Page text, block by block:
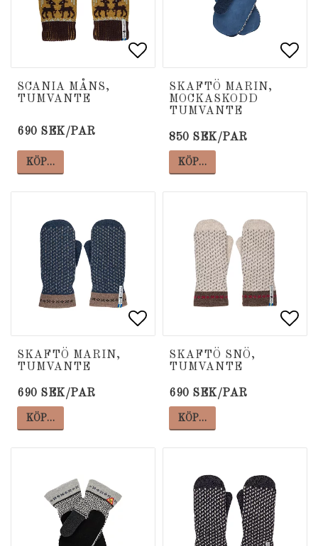
Lägg till i
Lägg till i
SCANIA MÅNS,
TUMVANTE
690 SEK/PAR
KÖP…
SKAFTÖ MARIN,
MOCKASKODD
TUMVANTE
850 SEK/PAR
KÖP…
Lägg till i
Lägg till i
SKAFTÖ MARIN,
TUMVANTE
690 SEK/PAR
KÖP…
SKAFTÖ SNÖ,
TUMVANTE
690 SEK/PAR
KÖP…